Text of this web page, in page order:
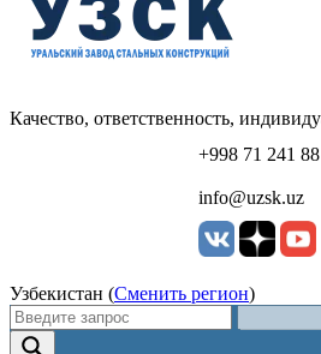
Качество, ответственность,
+998 71 241
info@uzsk.uz
Узбекистан (Сменить регион)